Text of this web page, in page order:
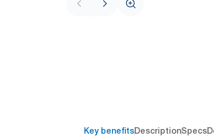
Key benefitsDescriptionSpecs